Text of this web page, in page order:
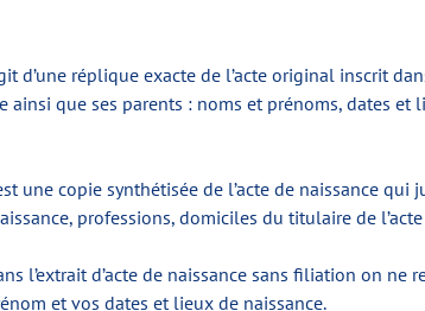
d’une réplique exacte de l’acte original inscrit
ainsi que ses parents : noms et prénoms, dates
une copie synthétisée de l’acte de naissance
professions, domiciles du titulaire de
l’extrait d’acte de naissance sans filiation on
et vos dates et lieux de naissance.